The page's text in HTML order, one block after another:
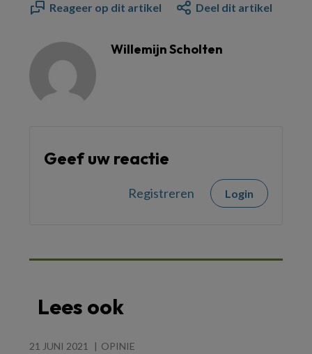
Reageer op dit artikel Deel dit artikel
Willemijn Scholten
Geef uw reactie
Registreren Login
Lees ook
21 JUNI 2021 OPINIE